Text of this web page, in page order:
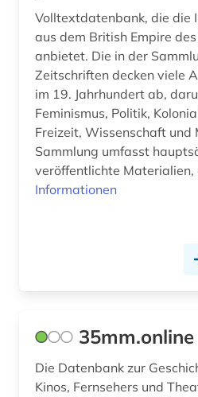
computer (1)
computerspiel (3)
cyberkriminalität (1)
darstellend kunst (1)
darstellende kunst (10)
darsteller (1)
datenverarbeitung (1)
ddr-zeitungsportal (1)
Volltextdatenbank, die die
aus dem British Empire
anbietet. Die in der
Zeitschriften decken viele
im 19. Jahrhundert ab,
Feminismus, Politik,
Freizeit, Wissenschaft und
Sammlung umfasst
veröffentlichte Materialien,
Informationen
35mm.online
Die Datenbank zur
Kinos, Fernsehers und